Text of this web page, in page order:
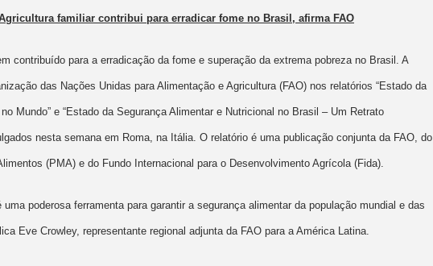
familiar contribui para erradicar fome no Brasil, afirma FAO
contribuído para a erradicação da fome e superação da extrema pobreza no Brasil. A
das Nações Unidas para Alimentação e Agricultura (FAO) nos relatórios “Estado da
Mundo” e “Estado da Segurança Alimentar e Nutricional no Brasil – Um Retrato
nesta semana em Roma, na Itália. O relatório é uma publicação conjunta da FAO, do
(PMA) e do Fundo Internacional para o Desenvolvimento Agrícola (Fida).
uma poderosa ferramenta para garantir a segurança alimentar da população mundial e das
Eve Crowley, representante regional adjunta da FAO para a América Latina.